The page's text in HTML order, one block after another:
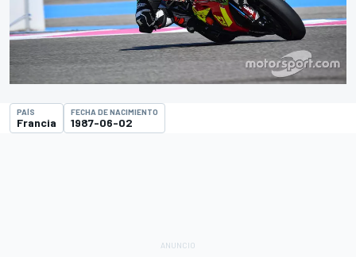
PAÍS
Francia
FECHA DE NACIMIENTO
1987-06-02